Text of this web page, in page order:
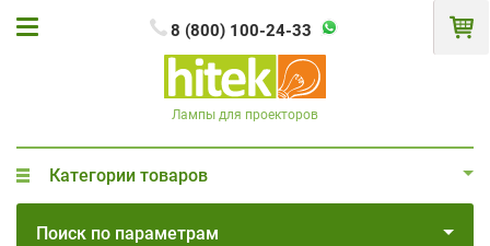
8 (800) 100-24-33
Лампы для проекторов
Категории товаров
Поиск по параметрам